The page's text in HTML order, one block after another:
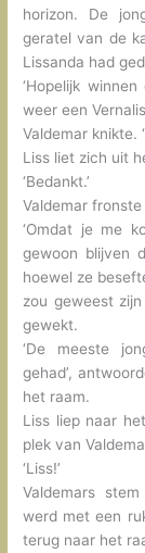
horizon. De
geratel van de
Lissanda had
‘Hopelijk
weer een
Valdemar knikte.
Liss liet zich uit
‘Bedankt.’
Valdemar fronste
‘Omdat je me
gewoon blijven
hoewel ze
zou geweest
gewekt.
‘De meeste
gehad’,
het raam.
Liss liep naar
plek van
‘Liss!’
Valdemars
werd met een
terug naar het